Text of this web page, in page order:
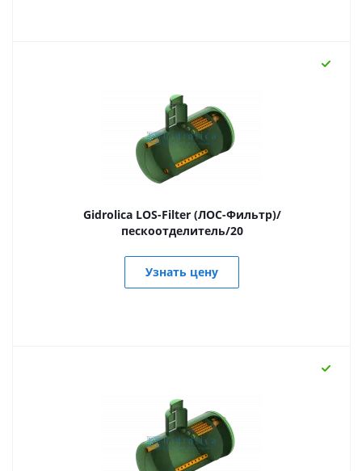
Gidrolica LOS-Filter (ЛОС-Фильтр)/
пескоотделитель/20
Узнать цену